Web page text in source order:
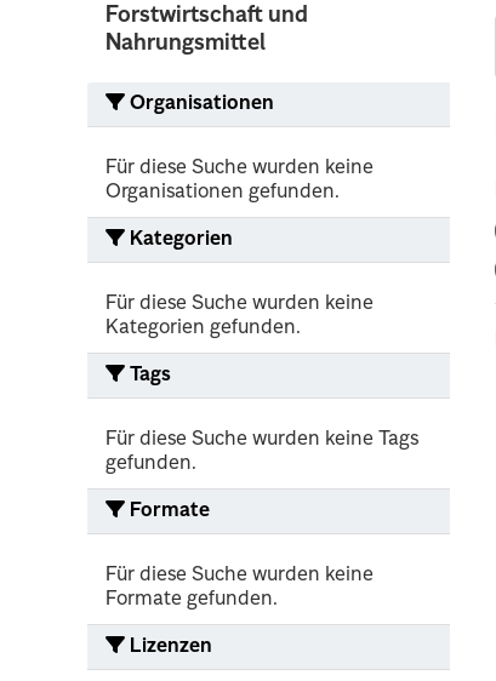
Forstwirtschaft und
Nahrungsmittel
Organisationen
Für diese Suche wurden keine
Organisationen gefunden.
Kategorien
Für diese Suche wurden keine
Kategorien gefunden.
Tags
Für diese Suche wurden keine Tags
gefunden.
Formate
Für diese Suche wurden keine
Formate gefunden.
Lizenzen